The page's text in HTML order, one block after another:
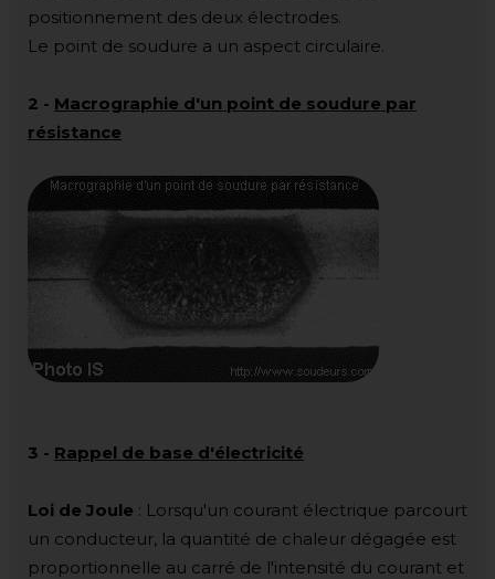
positionnement des deux électrodes.
Le point de soudure a un aspect circulaire.
2 - Macrographie d'un point de soudure par
résistance
3 - Rappel de base d'électricité
Loi de Joule : Lorsqu'un courant électrique parcourt
un conducteur, la quantité de chaleur dégagée est
proportionnelle au carré de l'intensité du courant et